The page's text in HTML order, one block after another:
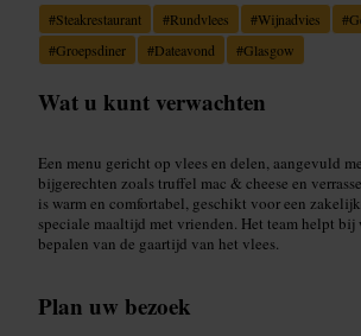
#Steakrestaurant #Rundvlees #Wijnadvies #
#Groepsdiner #Dateavond #Glasgow
Wat u kunt verwachten
Een menu gericht op vlees en delen, aangevuld
bijgerechten zoals truffel mac & cheese en
is warm en comfortabel, geschikt voor een
speciale maaltijd met vrienden. Het team helpt bij
bepalen van de gaartijd van het vlees.
Plan uw bezoek